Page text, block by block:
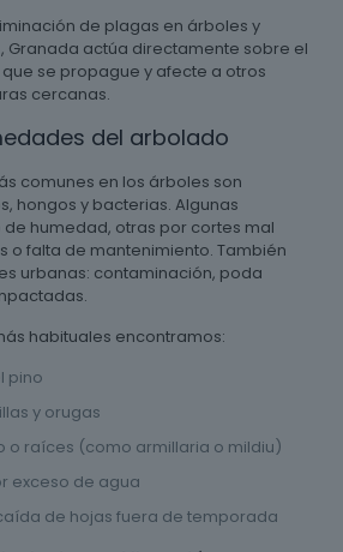
de plagas en árboles y
Granada actúa directamente sobre el
se propague y afecte a otros
cercanas.
del arbolado
comunes en los árboles son
hongos y bacterias. Algunas
humedad, otras por cortes mal
o falta de mantenimiento. También
urbanas: contaminación, poda
habituales encontramos:
pino
y orugas
o raíces (como armillaria o mildiu)
exceso de agua
de hojas fuera de temporada